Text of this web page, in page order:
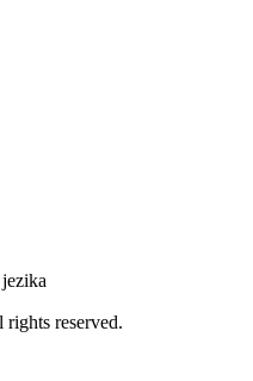
rights reserved.